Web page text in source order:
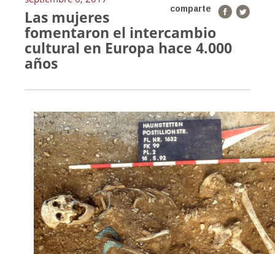
comparte
Las mujeres
fomentaron el intercambio
cultural en Europa hace 4.000
años